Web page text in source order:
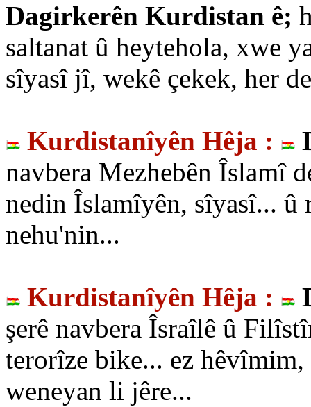
Dagirkerên Kurdistan ê;
saltanat û heytehola, xwe
sîyasî jî, wekê çekek, her
Kurdistanîyên Hêja :
navbera Mezhebên Îslamî
nedin Îslamîyên, sîyasî... û
nehu'nin...
Kurdistanîyên Hêja :
şerê navbera Îsraîlê û
terorîze bike... ez
weneyan li jêre...